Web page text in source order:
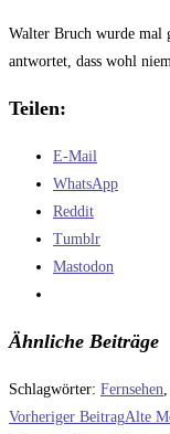
Walter Bruch wurde mal
antwortet, dass wohl
Teilen:
E-Mail
WhatsApp
Reddit
Tumblr
Mastodon
Ähnliche Beiträge
Schlagwörter: Fernsehen
Weitere
Vorheriger BeitragAlte